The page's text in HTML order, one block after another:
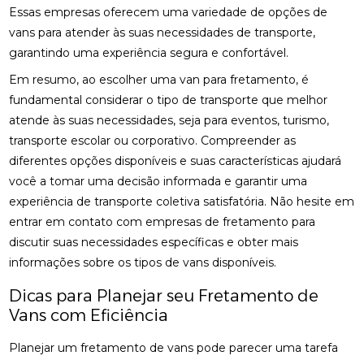
Essas empresas oferecem uma variedade de opções de
vans para atender às suas necessidades de transporte,
garantindo uma experiência segura e confortável.
Em resumo, ao escolher uma van para fretamento, é
fundamental considerar o tipo de transporte que melhor
atende às suas necessidades, seja para eventos, turismo,
transporte escolar ou corporativo. Compreender as
diferentes opções disponíveis e suas características ajudará
você a tomar uma decisão informada e garantir uma
experiência de transporte coletiva satisfatória. Não hesite em
entrar em contato com empresas de fretamento para
discutir suas necessidades específicas e obter mais
informações sobre os tipos de vans disponíveis.
Dicas para Planejar seu Fretamento de
Vans com Eficiência
Planejar um fretamento de vans pode parecer uma tarefa